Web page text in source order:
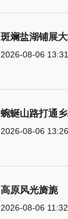
斑斓盐湖铺展
2026-08-06 13:31
蜿蜒山路打通
2026-08-06 13:26
高原风光旖旎
2026-08-06 11:32